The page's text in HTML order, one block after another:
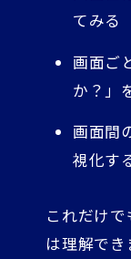
てみる
画面ご
か？」
画面間
視化す
これだけ
は理解でき